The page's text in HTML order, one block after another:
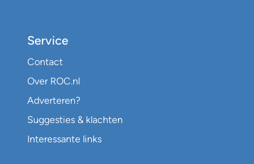
Service
Contact
Over ROC.nl
Adverteren?
Suggesties & klachten
Interessante links